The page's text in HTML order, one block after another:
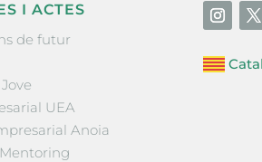
I ACTES
de futur
UEA
Anoia